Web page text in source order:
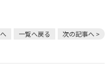
一覧へ戻る 次の記事へ >